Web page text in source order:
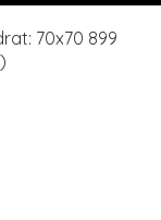
70x70 899